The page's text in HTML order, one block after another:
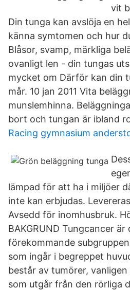
vit
Din tunga kan avslöja en
känna symtomen och hur
Blåsor, svamp, märkliga
ovanligt len - din tungas
mycket om Därför kan din
mår. 10 jan 2011 Vita
munslemhinna.
bort och tungan är ibland
Racing gymnasium
lämpad för att ha i miljöer
inte kan erbjudas.
Avsedd för inomhusbruk.
BAKGRUND Tungcancer är
förekommande
som ingår i begreppet
består av tumörer,
som utgår från den rörliga